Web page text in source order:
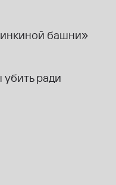
башни»
ради